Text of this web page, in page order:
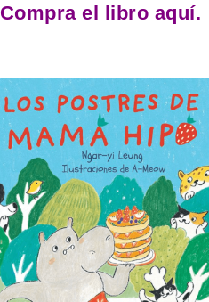
Compra el libro aquí.